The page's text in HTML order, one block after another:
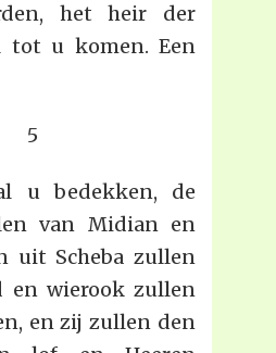
het heir der
tot u komen. Een
5
u bedekken, de
van Midian en
uit Scheba zullen
en wierook zullen
en zij zullen den